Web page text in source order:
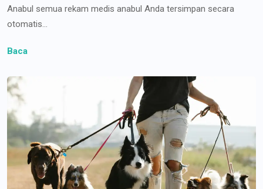
Anabul semua rekam medis anabul Anda tersimpan secara
otomatis...
Baca